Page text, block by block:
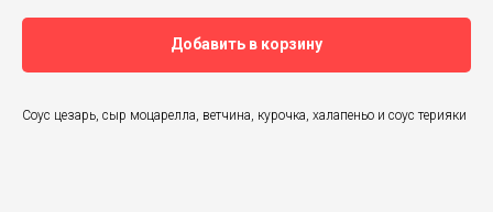
Добавить в корзину
Соус цезарь, сыр моцарелла, ветчина, курочка, халапеньо и соус терияки